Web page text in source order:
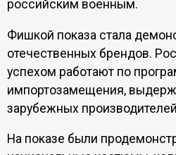
российским военным.
Фишкой показа стала
отечественных брендов.
успехом работают по
импортозамещения,
зарубежных
На показе были